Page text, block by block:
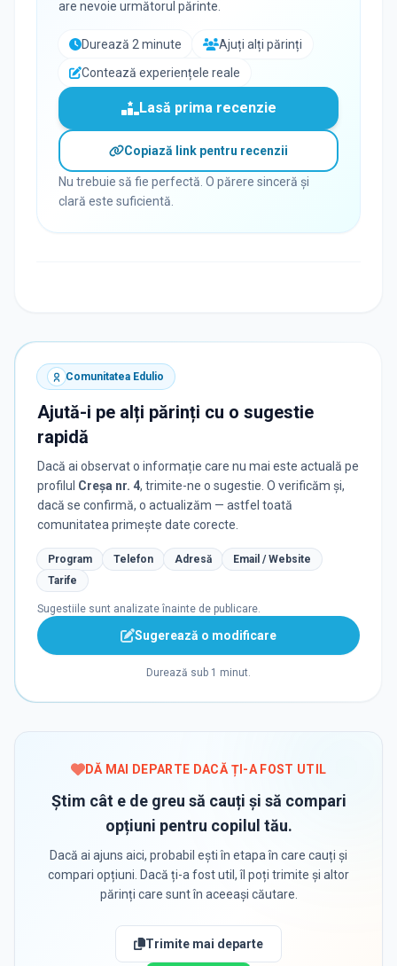
are nevoie următorul părinte.
Durează 2 minute
Ajuți alți părinți
Contează experiențele reale
Lasă prima recenzie
Copiază link pentru recenzii
Nu trebuie să fie perfectă. O părere sinceră și
clară este suficientă.
Comunitatea Edulio
Ajută-i pe alți părinți cu o sugestie
rapidă
Dacă ai observat o informație care nu mai este actuală pe
profilul Creșa nr. 4, trimite-ne o sugestie. O verificăm și,
dacă se confirmă, o actualizăm — astfel toată
comunitatea primește date corecte.
Program Telefon Adresă
Email / Website
Tarife
Sugestiile sunt analizate înainte de publicare.
Sugerează o modificare
Durează sub 1 minut.
DĂ MAI DEPARTE DACĂ ȚI-A FOST UTIL
Știm cât e de greu să cauți și să compari
opțiuni pentru copilul tău.
Dacă ai ajuns aici, probabil ești în etapa în care cauți și
compari opțiuni. Dacă ți-a fost util, îl poți trimite și altor
părinți care sunt în aceeași căutare.
Trimite mai departe